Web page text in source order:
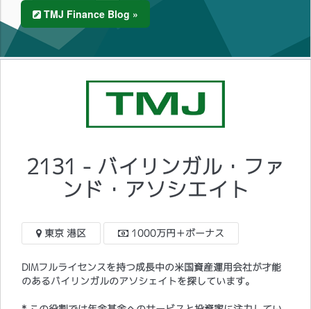
TMJ Finance Blog »
2131 - バイリンガル・ファ
ンド・アソシエイト
東京 港区 1000万円＋ボーナス
DIMフルライセンスを持つ成長中の米国資産運用会社が才能
のあるバイリンガルのアソシェイトを探しています。